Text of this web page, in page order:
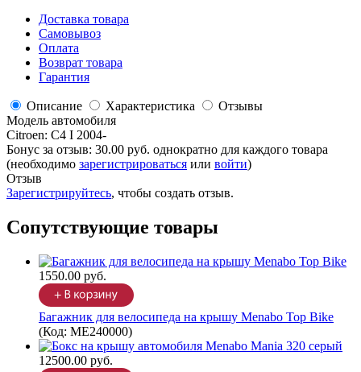
Доставка товара
Самовывоз
Оплата
Возврат товара
Гарантия
Описание Характеристика
Отзывы
Модель автомобиля
Citroen: C4 I 2004-
Бонус за отзыв: 30.00 руб. однократно для каждого товара
(необходимо зарегистрироваться или войти)
Отзыв
Зарегистрируйтесь, чтобы создать отзыв.
Сопутствующие товары
1550.00 руб.
Багажник для велосипеда на крышу Menabo Top Bike
(Код: ME240000)
12500.00 руб.